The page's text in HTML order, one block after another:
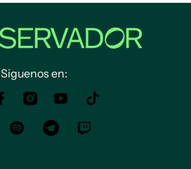
Siguenos en: